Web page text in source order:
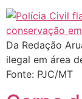
Da Redação
ilegal em área
Fonte: PJC/MT